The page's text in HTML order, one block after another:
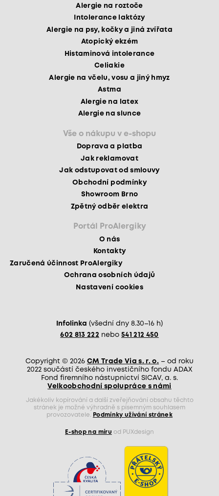
Alergie na roztoče
Intolerance laktózy
Alergie na psy, kočky a jiná zvířata
Atopický ekzém
Histaminová intolerance
Celiakie
Alergie na včelu, vosu a jiný hmyz
Astma
Alergie na latex
Alergie na slunce
Vše o nákupu v e-shopu
Doprava a platba
Jak reklamovat
Jak odstupovat od smlouvy
Obchodní podmínky
Showroom Brno
Zpětný odběr elektra
Portál ProAlergiky
O nás
Kontakty
Zaručená účinnost ProAlergiky
Ochrana osobních údajů
Nastavení cookies
Infolinka (všední dny 8.30–16 h)
602 813 222 nebo 541 212 450
Copyright © 2026 CM Trade Via s. r. o. – od roku
2022 součástí českého investičního fondu ADAX
Fond firemního nástupnictví SICAV, a. s.
Velkoobchodní spolupráce s námi
Jakékoliv kopírování a další zveřejňování obsahu těchto
stránek je možné výhradně s písemným souhlasem
provozovatele.
Podmínky užívání stránek
E-shop na míru od PUXdesign